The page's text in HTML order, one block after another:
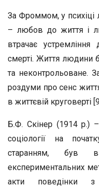
За Фроммом, у психіці
– любов до життя і
втрачає
смерті. Життя людини
та неконтрольоване.
роздуми про сенс
в життєвій круговерті
Б.Ф. Скінер (1914 р.) –
соціології на
старанням, був
експериментальних
акти поведінки з